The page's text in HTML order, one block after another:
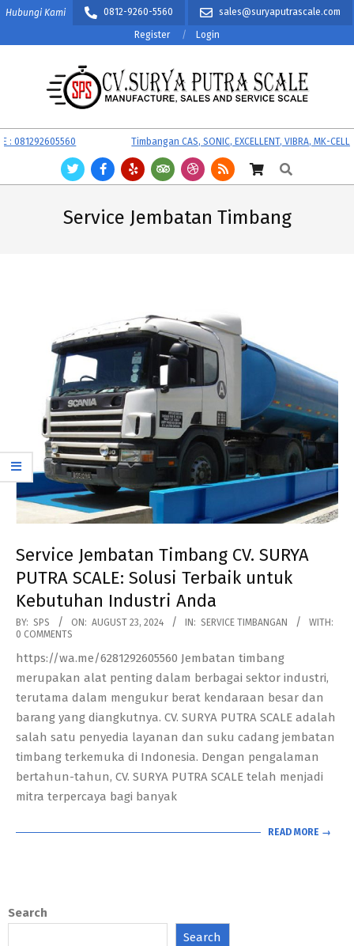
Skip
content
Hubungi Kami 0812-9260-5560 sales@suryaputrascale.com
Register Login
CV.
SURYA
PUTRA
SCALE
Primary
Timbangan CAS, SONIC, EXCELLENT, VIBRA, MK-CELLS.
Search
Service Jembatan Timbang
Service Jembatan Timbang CV. SURYA
PUTRA SCALE: Solusi Terbaik untuk
Kebutuhan Industri Anda
2024-
08-
23
BY: SPS ON: AUGUST 23, 2024 IN: SERVICE TIMBANGAN
WITH:
0 COMMENTS
https://wa.me/6281292605560 Jembatan timbang
merupakan alat penting dalam berbagai sektor industri,
terutama dalam mengukur berat kendaraan besar dan
barang yang diangkutnya. CV. SURYA PUTRA SCALE adalah
salah satu penyedia layanan dan suku cadang jembatan
timbang terkemuka di Indonesia. Dengan pengalaman
bertahun-tahun, CV. SURYA PUTRA SCALE telah menjadi
mitra terpercaya bagi banyak
READ MORE →
Search
Search